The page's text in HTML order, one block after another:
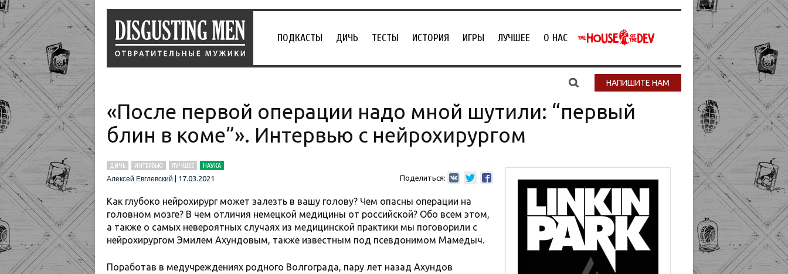
ПОДКАСТЫ ДИЧЬ ТЕСТЫ ИСТОРИЯ ИГРЫ ЛУЧШЕЕ О НАС
НАПИШИТЕ НАМ
«После первой операции надо мной шутили: “первый
блин в коме”». Интервью с нейрохирургом
ДИЧЬ ИНТЕРВЬЮ ЛУЧШЕЕ
НАУКА
Алексей Евглевский
17.03.2021 Поделиться:
Как глубоко нейрохирург может залезть в вашу голову? Чем опасны операции на
головном мозге? В чем отличия немецкой медицины от российской? Обо всем этом,
а также о самых невероятных случаях из медицинской практики мы поговорили с
нейрохирургом Эмилем Ахундовым, также известным под псевдонимом Мамедыч.
Поработав в медучреждениях родного Волгограда, пару лет назад Ахундов